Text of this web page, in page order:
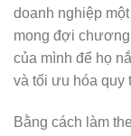
doanh nghiệp
mong đợi
của mình để họ
và tối ưu hóa quy
Bằng cách làm